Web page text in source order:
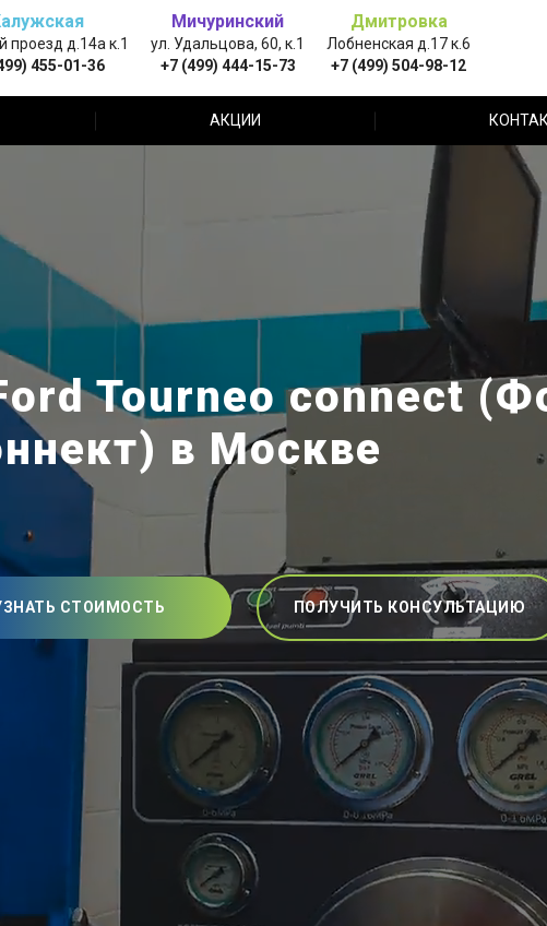
проезд д.14а к.1
455-01-36
Мичуринский
ул. Удальцова, 60, к.1
+7 (499) 444-15-73
Дмитровка
Лобненская д.17 к.6
+7 (499) 504-98-12
АКЦИИ
Tourneo connect
в Москве
СТОИМОСТЬ ПОЛУЧИТЬ КОНСУЛЬТАЦИЮ